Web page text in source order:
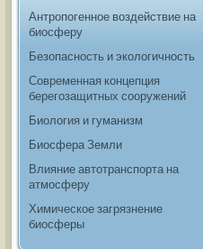
Антропогенное воздействие на
биосферу
Безопасность и экологичность
Современная концепция
берегозащитных сооружений
Биология и гуманизм
Биосфера Земли
Влияние автотранспорта на
атмосферу
Химическое загрязнение
биосферы